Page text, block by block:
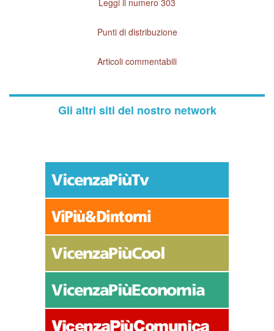
Leggi il numero 303
Punti di distribuzione
Articoli commentabili
Gli altri siti del nostro network